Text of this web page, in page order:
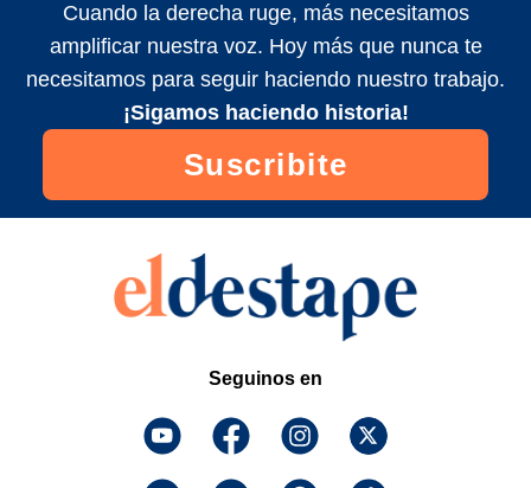
Cuando la derecha ruge, más necesitamos
amplificar nuestra voz. Hoy más que nunca te
necesitamos para seguir haciendo nuestro trabajo.
¡Sigamos haciendo historia!
Suscribite
Seguinos en